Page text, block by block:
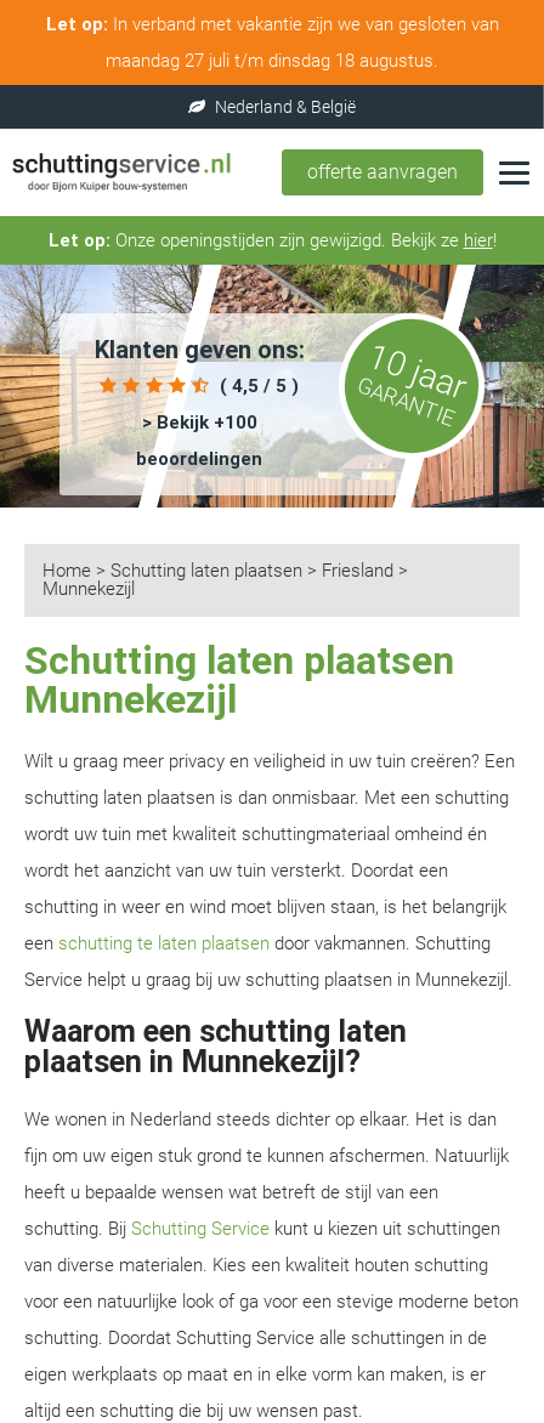
Let op: In verband met vakantie zijn we van gesloten van
maandag 27 juli t/m dinsdag 18 augustus.
offerte aanvragen
Let op: Onze openingstijden zijn gewijzigd. Bekijk ze hier!
Klanten geven ons:
( 4,5 / 5 )
> Bekijk +100
beoordelingen
10 jaar
GARANTIE
Home > Schutting laten plaatsen > Friesland >
Munnekezijl
Schutting laten plaatsen
Munnekezijl
Wilt u graag meer privacy en veiligheid in uw tuin creëren? Een
schutting laten plaatsen is dan onmisbaar. Met een schutting
wordt uw tuin met kwaliteit schuttingmateriaal omheind én
wordt het aanzicht van uw tuin versterkt. Doordat een
schutting in weer en wind moet blijven staan, is het belangrijk
een schutting te laten plaatsen door vakmannen. Schutting
Service helpt u graag bij uw schutting plaatsen in Munnekezijl.
Waarom een schutting laten
plaatsen in Munnekezijl?
We wonen in Nederland steeds dichter op elkaar. Het is dan
fijn om uw eigen stuk grond te kunnen afschermen. Natuurlijk
heeft u bepaalde wensen wat betreft de stijl van een
schutting. Bij Schutting Service kunt u kiezen uit schuttingen
van diverse materialen. Kies een kwaliteit houten schutting
voor een natuurlijke look of ga voor een stevige moderne beton
schutting. Doordat Schutting Service alle schuttingen in de
eigen werkplaats op maat en in elke vorm kan maken, is er
altijd een schutting die bij uw wensen past.